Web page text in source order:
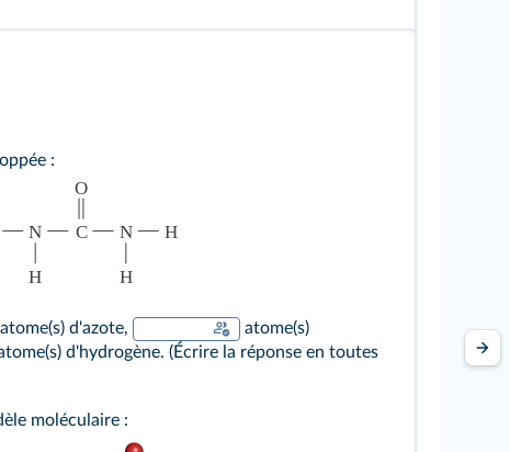
:
atome(s) d'azote,
atome(s)
d'hydrogène. (Écrire la réponse en toutes
moléculaire :